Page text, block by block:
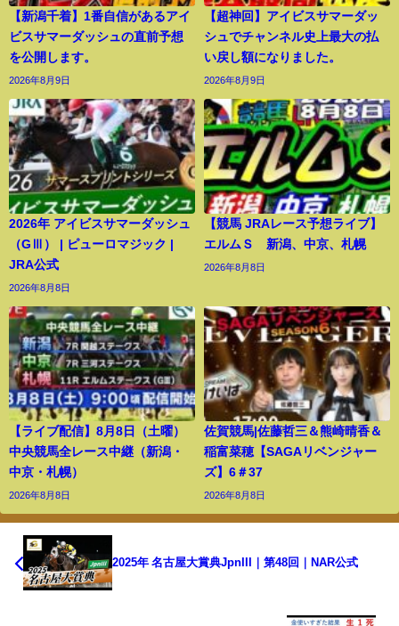
【新潟千着】1番自信があるアイ
ビスサマーダッシュの直前予想
を公開します。
2026年8月9日
【超神回】アイビスサマーダッ
シュでチャンネル史上最大の払
い戻し額になりました。
2026年8月9日
2026年 アイビスサマーダッシュ
（GⅢ） | ピューロマジック |
JRA公式
2026年8月8日
【競馬 JRAレース予想ライブ】
エルムＳ 新潟、中京、札幌
2026年8月8日
【ライブ配信】8月8日（土曜）
中央競馬全レース中継（新潟・
中京・札幌）
2026年8月8日
佐賀競馬|佐藤哲三＆熊崎晴香＆
稲富菜穂【SAGAリベンジャー
ズ】6＃37
2026年8月8日
2025年 名古屋大賞典JpnIII｜第48回｜NAR公式